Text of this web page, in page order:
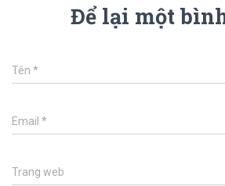
Để lại một
Tên *
Email *
Trang web